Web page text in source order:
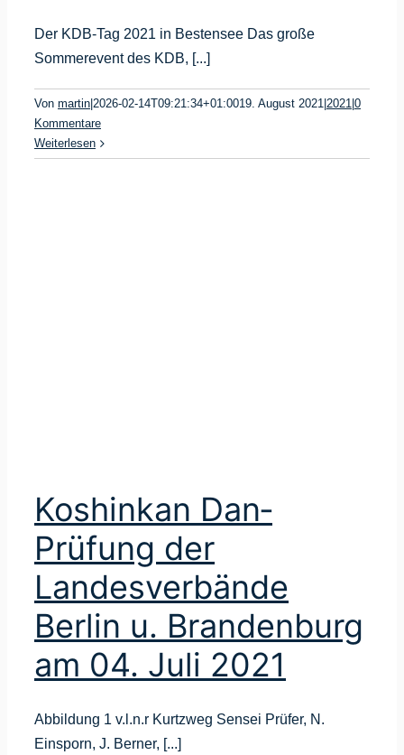
Der KDB-Tag 2021 in Bestensee Das große
Sommerevent des KDB, [...]
Von martin 2026-02-14T09:21:34+01:0019. August 2021 2021 0
Kommentare
Weiterlesen
Koshinkan Dan‐
Prüfung der
Landesverbände
Berlin u. Brandenburg
am 04. Juli 2021
Abbildung 1 v.l.n.r Kurtzweg Sensei Prüfer, N.
Einsporn, J. Berner, [...]